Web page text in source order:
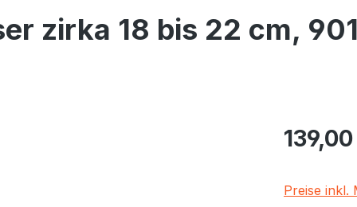
zirka 18 bis 22 cm,
Regulärer
Preise inkl.